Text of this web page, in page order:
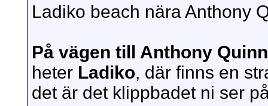
Ladiko beach nära Anthony
På vägen till Anthony
heter Ladiko, där finns en
det är det klippbadet ni ser